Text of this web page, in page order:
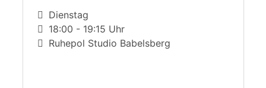
Dienstag
18:00 - 19:15 Uhr
Ruhepol Studio Babelsberg